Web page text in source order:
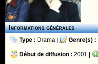
Informations générales
Type : Drama | Genre(s) :
Début de diffusion : 2001 |